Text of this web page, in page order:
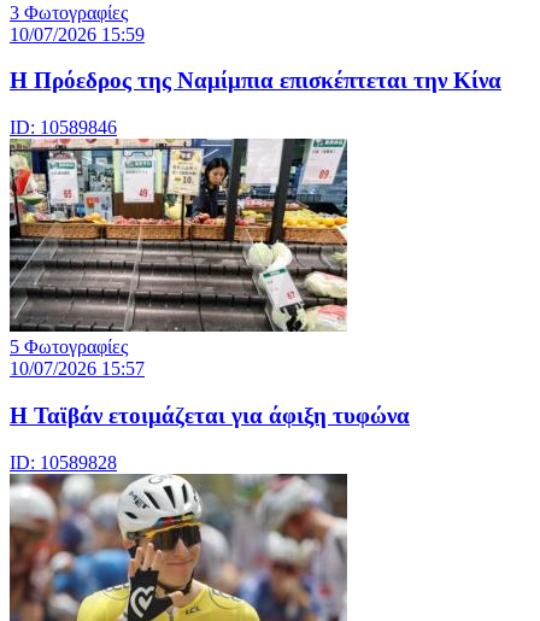
3 Φωτογραφίες
10/07/2026 15:59
Η Πρόεδρος της Ναμίμπια επισκέπτεται την Κίνα
ID: 10589846
5 Φωτογραφίες
10/07/2026 15:57
Η Ταϊβάν ετοιμάζεται για άφιξη τυφώνα
ID: 10589828